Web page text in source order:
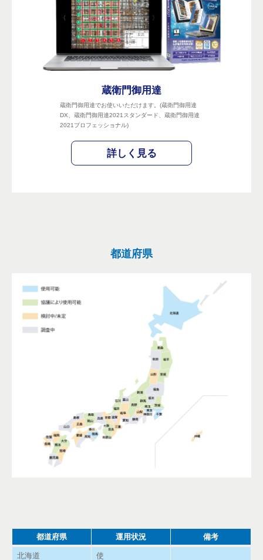
蔵衛門御用達
蔵衛門御用達でお使いいただけます。(蔵衛門御用達
DX、蔵衛門御用達2021スタンダード、蔵衛門御用達
2021プロフェッショナル)
詳しく見る
都道府県
都道府県 運用状況 備考
北海道
使